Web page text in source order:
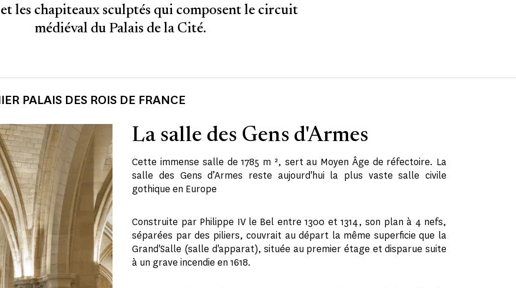
et les chapiteaux sculptés qui composent le circuit
médiéval du Palais de la Cité.
PALAIS DES ROIS DE FRANCE
La salle des Gens d'Armes
Cette immense salle de 1785 m ², sert au Moyen Âge de réfectoire. La
salle des Gens d’Armes reste aujourd'hui la plus vaste salle civile
gothique en Europe
Construite par Philippe IV le Bel entre 1300 et 1314, son plan à 4 nefs,
séparées par des piliers, couvrait au départ la même superficie que la
Grand'Salle (salle d'apparat), située au premier étage et disparue suite
à un grave incendie en 1618.